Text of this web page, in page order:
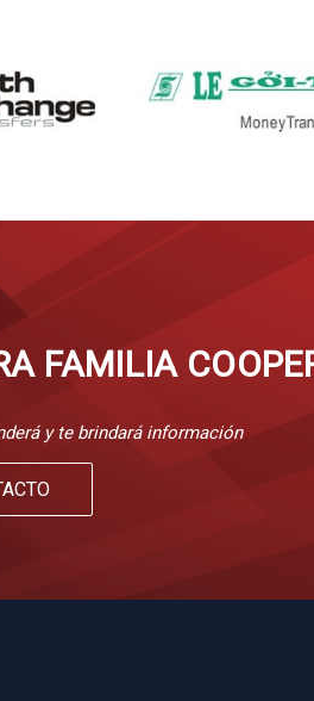
FAMILIA
y te brindará información